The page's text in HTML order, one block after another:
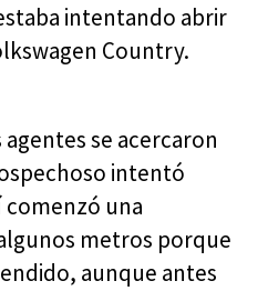
intentando abrir
Country.
se acercaron
intentó
comenzó una
metros porque
aunque antes